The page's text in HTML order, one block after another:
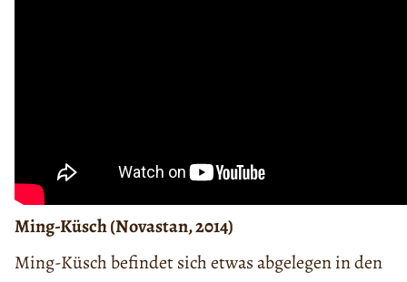
Ming-Küsch (Novastan, 2014)
Ming-Küsch befindet sich etwas abgelegen in den